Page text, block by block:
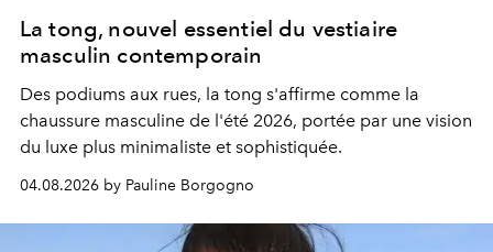
La tong, nouvel essentiel du vestiaire
masculin contemporain
Des podiums aux rues, la tong s'affirme comme la
chaussure masculine de l'été 2026, portée par une vision
du luxe plus minimaliste et sophistiquée.
04.08.2026 by Pauline Borgogno